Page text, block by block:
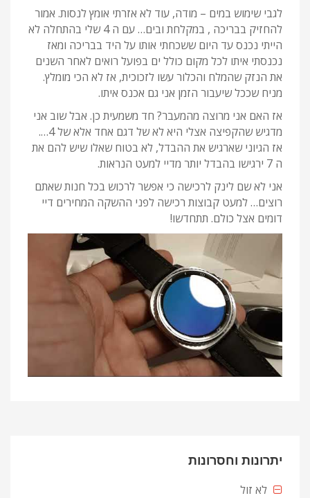
לגבי שימוש במים – מודה, עוד לא אזרתי אומץ לנסות. אמור
להחזיק בבריכה , במקלחת ובים… עם ה 4 שלי בהתחלה לא
הייתי נכנס עד היום ששכחתי אותו על היד בבריכה ומאז
נכנסתי איתו לכל מקום כולל ים בפועל רואים לאחר השנים
את הנזק שהמלח והכלור עשו לזכוכית, אז לא הכי מומלץ.
מניח שככל שיעבור הזמן אני גם אכנס איתו.
אז האם אני מרוצה מהמעבר? חד משמעית כן. אבל שוב אני
מדגיש שהקפיצה אצלי היא לא של דגם אחד אלא של 4….
אז הגיוני שארגיש את ההבדל, לא בטוח שאלו שיש להם את
ה 7 ירגישו בהבדל יותר מדיי למעט הנראות.
אני לא שם לינק לרכישה כי אפשר לרכוש בכל חנות שאתם
רוצים… למעט קבוצות רכישה לפני ההשקה המחירים דיי
דומים אצל כולם. תתחדשו!
יתרונות וחסרונות
לא זול